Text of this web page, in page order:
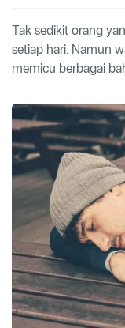
Tak sedikit orang
setiap hari. Namun
memicu berbagai